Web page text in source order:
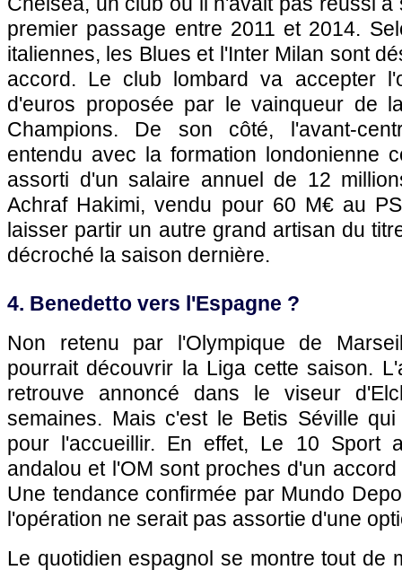
premier passage entre 2011 et 2014.
italiennes, les Blues et l'Inter Milan sont
accord. Le club lombard va accepter
d'euros proposée par le vainqueur de
Champions. De son côté, l'avant-
entendu avec la formation londonienne
assorti d'un salaire annuel de 12
Achraf Hakimi, vendu pour 60 M€ au
laisser partir un autre grand artisan du
décroché la saison dernière.
4. Benedetto vers l'Espagne ?
Non retenu par l'Olympique de
pourrait découvrir la Liga cette saison.
retrouve annoncé dans le viseur
semaines. Mais c'est le Betis Séville
pour l'accueillir. En effet, Le 10 Sport
andalou et l'OM sont proches d'un
Une tendance confirmée par Mundo
l'opération ne serait pas assortie d'une
Le quotidien espagnol se montre tout de